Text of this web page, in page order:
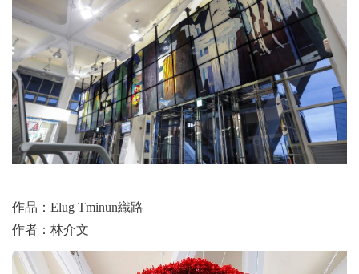
作品：Elug Tminun織路
作者：林介文